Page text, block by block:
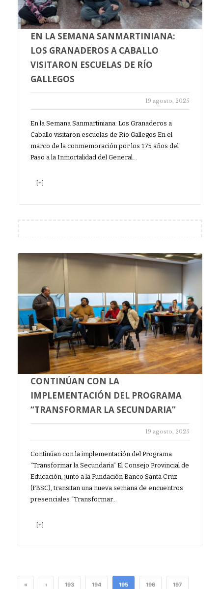
EN LA SEMANA SANMARTINIANA:
LOS GRANADEROS A CABALLO
VISITARON ESCUELAS DE RÍO
GALLEGOS
19 agosto, 2025
En la Semana Sanmartiniana: Los Granaderos a
Caballo visitaron escuelas de Río Gallegos En el
marco de la conmemoración por los 175 años del
Paso a la Inmortalidad del General…
[+]
CONTINÚAN CON LA
IMPLEMENTACIÓN DEL PROGRAMA
“TRANSFORMAR LA SECUNDARIA”
19 agosto, 2025
Continúan con la implementación del Programa
“Transformar la Secundaria” El Consejo Provincial de
Educación, junto a la Fundación Banco Santa Cruz
(FBSC), transitan una nueva semana de encuentros
presenciales “Transformar…
[+]
« ‹ 193 194 195 196 197